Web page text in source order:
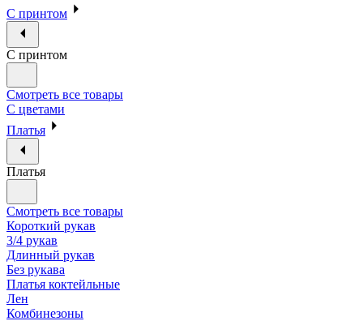
С принтом
С принтом
Смотреть все товары
С цветами
Платья
Платья
Смотреть все товары
Короткий рукав
3/4 рукав
Длинный рукав
Без рукава
Платья коктейльные
Лен
Комбинезоны